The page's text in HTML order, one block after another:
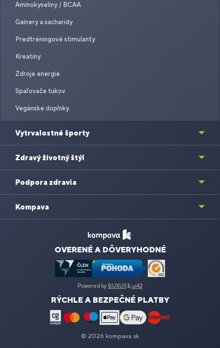
Aminokyseliny / BCAA
Gainery a sacharidy
Predtréningové stimulanty
Kreatíny
Zdroje energie
Spaľovače tukov
Vegánske doplnky
Vytrvalostné športy
Zdravý životný štýl
Podpora zdravia
Kompava
OVERENÉ A DÔVERYHODNÉ
Powered by BUXUS& ui42
RÝCHLE A BEZPEČNÉ PLATBY
© 2026 kompava.sk